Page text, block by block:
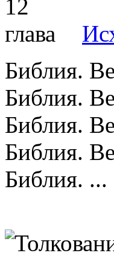
Библия.
Библия.
Библия.
Библия.
Библия. ...